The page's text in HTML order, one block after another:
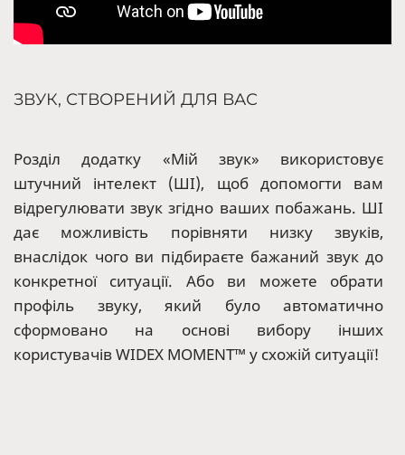
ЗВУК, СТВОРЕНИЙ ДЛЯ ВАС
Розділ додатку «Мій звук» використовує
штучний інтелект (ШІ), щоб допомогти вам
відрегулювати звук згідно ваших побажань. ШІ
дає можливість порівняти низку звуків,
внаслідок чого ви підбираєте бажаний звук до
конкретної ситуації. Або ви можете обрати
профіль звуку, який було автоматично
сформовано на основі вибору інших
користувачів WIDEX MOMENT™ у схожій ситуації!